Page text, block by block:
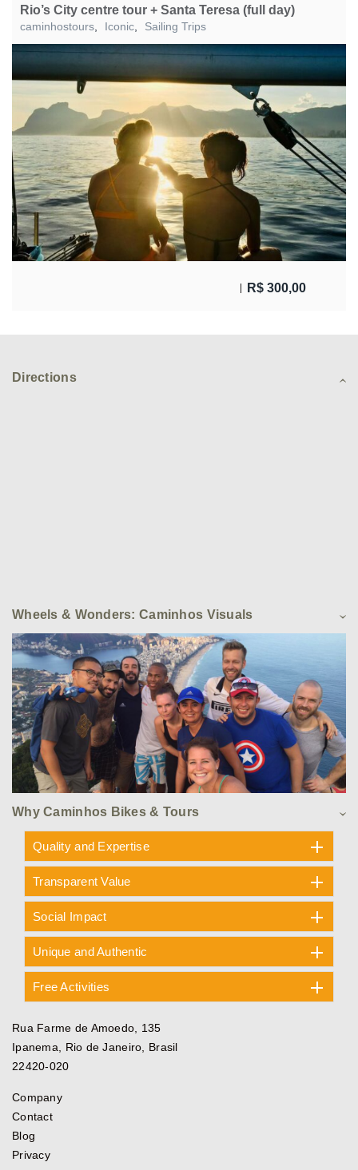
Rio’s City centre tour + Santa Teresa (full day)
caminhostours Iconic Sailing Trips
R$ 300,00
Directions
Wheels & Wonders: Caminhos Visuals
Why Caminhos Bikes & Tours
Quality and Expertise
Transparent Value
Social Impact
Unique and Authentic
Free Activities
Rua Farme de Amoedo, 135
Ipanema, Rio de Janeiro, Brasil
22420-020
Company
Contact
Blog
Privacy